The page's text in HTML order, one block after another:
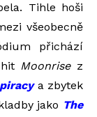
Tihle hoši
všeobecně
přichází
Moonrisez
a zbytek
jako The